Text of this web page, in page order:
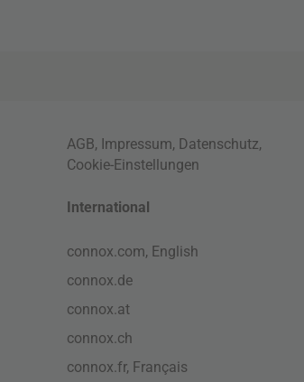
AGB, Impressum, Datenschutz,
Cookie-Einstellungen
International
connox.com, English
connox.de
connox.at
connox.ch
connox.fr, Français